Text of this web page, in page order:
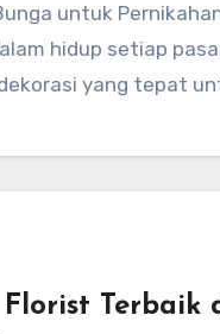
untuk
hidup setiap
yang tepat
Florist